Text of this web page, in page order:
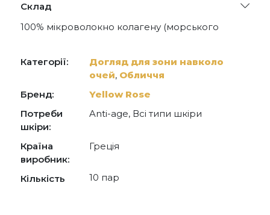
Склад
100% мікроволокно колагену (морського
Категорії:
Догляд для зони навколо
очей, Обличчя
Бренд:
Yellow Rose
Потреби
шкіри:
Anti-age, Всі типи шкіри
Країна
виробник:
Греція
Кількість 10 пар